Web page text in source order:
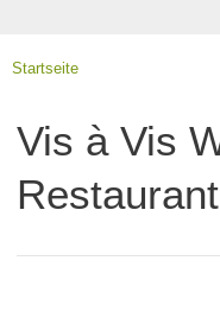
Startseite
Vis à Vis
Restaurant